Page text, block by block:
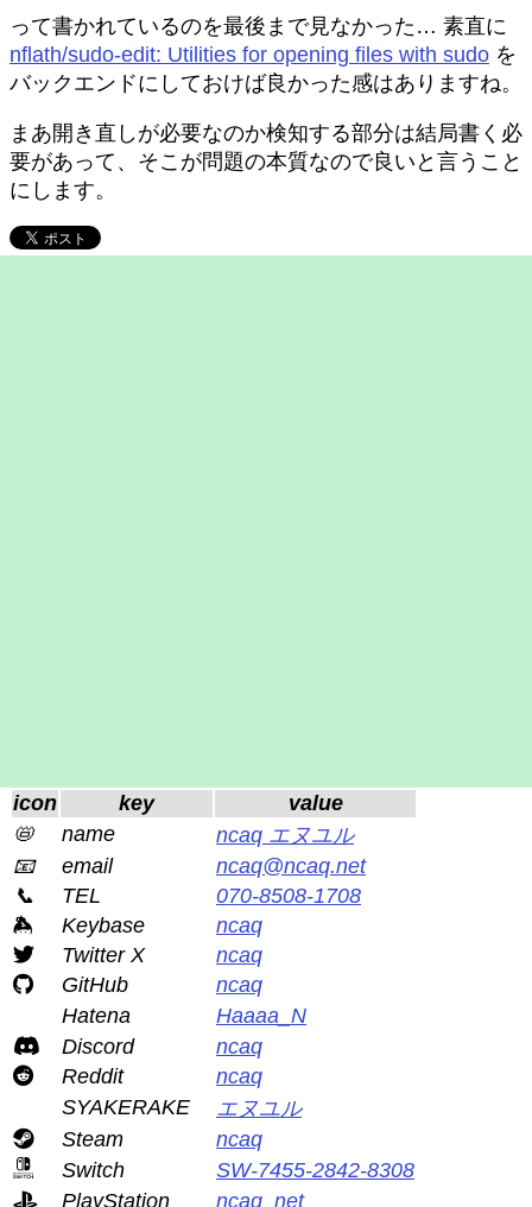
って書かれているのを最後まで見なかった… 素直に
nflath/sudo-edit: Utilities for opening files with sudo を
バックエンドにしておけば良かった感はありますね。
まあ開き直しが必要なのか検知する部分は結局書く必
要があって、そこが問題の本質なので良いと言うこと
にします。
icon key
value
📛
name
ncaq エヌユル
📧
email
ncaq@ncaq.net
📞
TEL
070-8508-1708
Keybase
ncaq
Twitter X
ncaq
GitHub
ncaq
Hatena
Haaaa_N
Discord
ncaq
Reddit
ncaq
SYAKERAKE
エヌユル
Steam
ncaq
Switch
SW-7455-2842-8308
PlayStation
ncaq_net